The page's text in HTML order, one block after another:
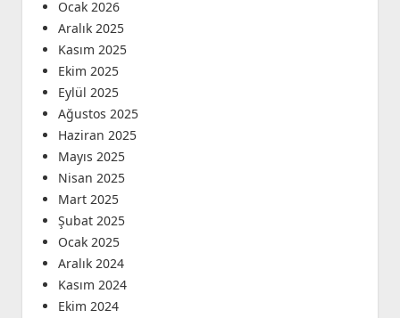
Ocak 2026
Aralık 2025
Kasım 2025
Ekim 2025
Eylül 2025
Ağustos 2025
Haziran 2025
Mayıs 2025
Nisan 2025
Mart 2025
Şubat 2025
Ocak 2025
Aralık 2024
Kasım 2024
Ekim 2024